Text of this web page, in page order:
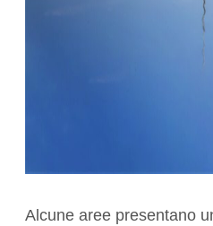
Alcune aree presentano